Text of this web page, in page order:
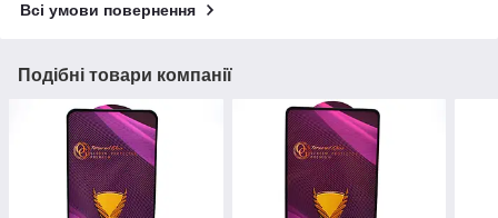
Всі умови повернення
Подібні товари компанії